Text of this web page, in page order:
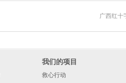
广西红十
我们的项目
救心行动